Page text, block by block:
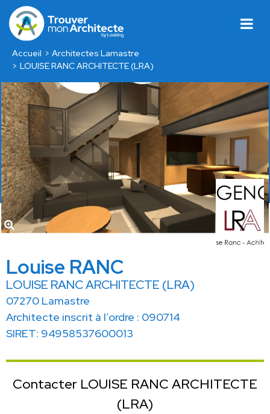
Accueil
Architectes Lamastre
LOUISE RANC ARCHITECTE (LRA)
Louise RANC
LOUISE RANC ARCHITECTE (LRA)
07270 Lamastre
Architecte inscrit à l’ordre : 090714
SIRET: 94958537600013
Contacter LOUISE RANC ARCHITECTE
(LRA)